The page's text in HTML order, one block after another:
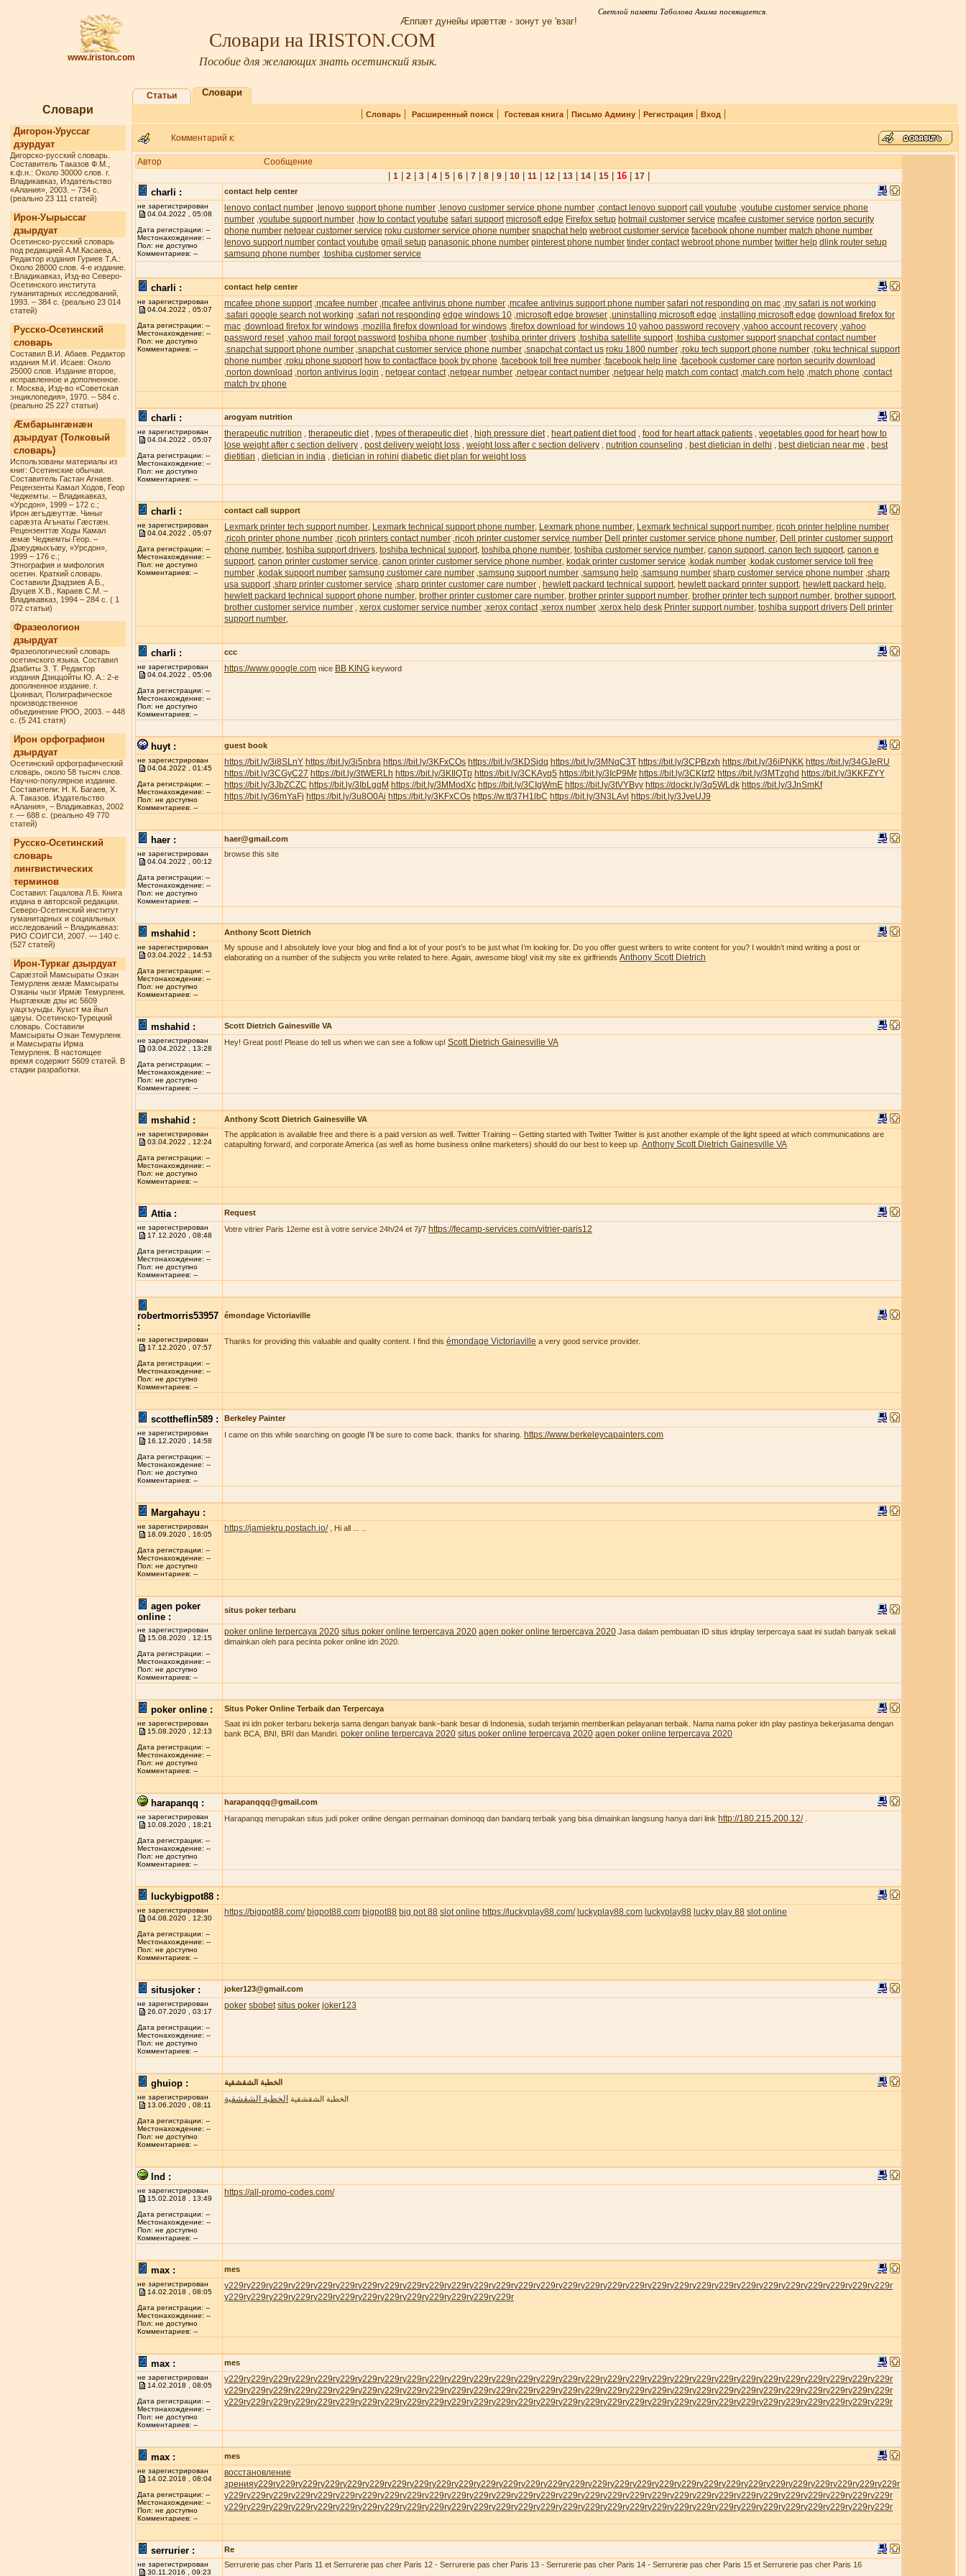
www.iriston.com
Светлой памяти Таболова Акима посвящается.
Æппæт дунейы ирæттæ - зонут уе 'взаг!
Словари на IRISTON.COM
Пособие для желающих знать осетинский язык.
Словари
Дигорон-Уруссаг
дзурдуат
Дигорско-русский словарь.
Составитель Таказов Ф.М.,
к.ф.н.: Около 30000 слов. г.
Владикавказ, Издательство
«Алания», 2003. – 734 с.
(реально 23 111 статей)
Ирон-Уырыссаг
дзырдуат
Осетинско-русский словарь
под редакцией А.М.Касаева,
Редактор издания Гуриев Т.А.:
Около 28000 слов. 4-е издание.
г.Владикавказ, Изд-во Северо-
Осетинского института
гуманитарных исследований,
1993. – 384 с. (реально 23 014
статей)
Русско-Осетинский
словарь
Составил В.И. Абаев. Редактор
издания М.И. Исаев: Около
25000 слов. Издание второе,
исправленное и дополненное.
г. Москва, Изд-во «Советская
энциклопедия», 1970. – 584 с.
(реально 25 227 статьи)
Æмбарынгæнæн
дзырдуат (Толковый
словарь)
Использованы материалы из
книг: Осетинские обычаи.
Составитель Гастан Агнаев.
Рецензенты Камал Ходов, Геор
Чеджемты. – Владикавказ,
«Урсдон», 1999 – 172 с.;
Ирон æгъдæуттæ. Чиныг
сарæзта Агънаты Гæстæн.
Рецензенттæ Ходы Камал
æмæ Чеджемты Геор. –
Дзæуджыхъæу, «Урсдон»,
1999 – 176 с.;
Этнография и мифология
осетин. Краткий словарь.
Составили Дзадзиев А.Б.,
Дзуцев Х.В., Караев С.М. –
Владикавказ, 1994 – 284 с. ( 1
072 статьи)
Фразеологион
дзырдуат
Фразеологический словарь
осетинского языка. Составил
Дзабиты З. Т. Редактор
издания Дзиццойты Ю. А.: 2-е
дополненное издание. г.
Цхинвал, Полиграфическое
производственное
объединение РЮО, 2003. – 448
с. (5 241 статя)
Ирон орфографион
дзырдуат
Осетинский орфографический
словарь, около 58 тысяч слов.
Научно-популярное издание.
Составители: Н. К. Багаев, Х.
А. Таказов. Издательство
«Алания», – Владикавказ, 2002
г. — 688 с. (реально 49 770
статей)
Русско-Осетинский
словарь
лингвистических
терминов
Составил: Гацалова Л.Б. Книга
издана в авторской редакции.
Северо-Осетинский институт
гуманитарных и социальных
исследований – Владикавказ:
РИО СОИГСИ, 2007. — 140 с.
(527 статей)
Ирон-Туркаг дзырдуат
Сарæзтой Мамсыраты Озкан
Темурленк æмæ Мамсыраты
Озканы чызг Ирмæ Темурленк.
Ныртæккæ дзы ис 5609
уацхъуыды. Куыст ма йыл
цæуы. Осетинско-Турецкий
словарь. Составили
Мамсыраты Озкан Темурленк
и Мамсыраты Ирма
Темурленк. В настоящее
время содержит 5609 статей. В
стадии разработки.
Статьи Словари
| Словарь| Расширенный поиск| Гостевая книга| Письмо Админу| Регистрация| Вход |
Комментарий к:
Автор Сообщение
1| 2| 3| 4| 5| 6| 7| 8| 9| 10| 11| 12| 13| 14| 15| 16| 17|
charli :
contact help center
не зарегистрирован
04.04.2022 , 05:08
Дата регистрации: --
Местонахождение: --
Пол: не доступно
Комментариев: --
lenovo contact number lenovo support phone number lenovo customer service phone number contact lenovo support call youtube youtube customer service phone
number youtube support number how to contact youtube safari support microsoft edge Firefox setup hotmail customer service mcafee customer service norton security
phone number netgear customer service roku customer service phone number snapchat help webroot customer service facebook phone number match phone number
lenovo support number contact youtube gmail setup panasonic phone number pinterest phone number tinder contact webroot phone number twitter help dlink router setup
samsung phone number toshiba customer service
charli : contact help center
не зарегистрирован
04.04.2022 , 05:07
Дата регистрации: --
Местонахождение: --
Пол: не доступно
Комментариев: --
mcafee phone support mcafee number mcafee antivirus phone number mcafee antivirus support phone number safari not responding on mac my safari is not working
safari google search not working safari not responding edge windows 10 microsoft edge browser uninstalling microsoft edge installing microsoft edge download firefox for
mac download firefox for windows mozilla firefox download for windows firefox download for windows 10 yahoo password recovery yahoo account recovery yahoo
password reset yahoo mail forgot password toshiba phone number toshiba printer drivers toshiba satellite support toshiba customer support snapchat contact number
snapchat support phone number snapchat customer service phone number snapchat contact us roku 1800 number roku tech support phone number roku technical support
phone number roku phone support how to contactface book by phone facebook toll free number facebook help line facebook customer care norton security download
norton download norton antivirus login netgear contact netgear number netgear contact number netgear help match.com contact match.com help match phone contact
match by phone
charli : arogyam nutrition
не зарегистрирован
04.04.2022 , 05:07
Дата регистрации: --
Местонахождение: --
Пол: не доступно
Комментариев: --
therapeutic nutrition therapeutic diet, types of therapeutic diet, high pressure diet, heart patient diet food food for heart attack patients vegetables good for heart how to
lose weight after c section delivery
post delivery weight loss weight loss after c section delivery nutrition counseling best dietician in delhi best dietician near me
best
dietitian
dietician in india dietician in rohini diabetic diet plan for weight loss
charli : contact call support
не зарегистрирован
04.04.2022 , 05:07
Дата регистрации: --
Местонахождение: --
Пол: не доступно
Комментариев: --
Lexmark printer tech support number Lexmark technical support phone number Lexmark phone number Lexmark technical support number ricoh printer helpline number
ricoh printer phone number ricoh printers contact number ricoh printer customer service number Dell printer customer service phone number Dell printer customer support
phone number toshiba support drivers toshiba technical support toshiba phone number toshiba customer service number canon support, canon tech support canon e
support canon printer customer service canon printer customer service phone number kodak printer customer service kodak number kodak customer service toll free
number kodak support number samsung customer care number samsung support number samsung help samsung number sharp customer service phone number sharp
usa support sharp printer customer service sharp printer customer care number hewlett packard technical support hewlett packard printer support hewlett packard help
hewlett packard technical support phone number brother printer customer care number brother printer support number brother printer tech support number brother support
brother customer service number xerox customer service number xerox contact xerox number xerox help desk Printer support number toshiba support drivers Dell printer
support number
charli : ccc
не зарегистрирован
04.04.2022 , 05:06
Дата регистрации: --
Местонахождение: --
Пол: не доступно
Комментариев: --
https://www.google.com nice BB KING keyword
huyt : guest book
не зарегистрирован
04.04.2022 , 01:45
Дата регистрации: --
Местонахождение: --
Пол: не доступно
Комментариев: --
https://bit.ly/3i8SLnY https://bit.ly/3i5nbra https://bit.ly/3KFxCOs https://bit.ly/3KDSjdq https://bit.ly/3MNqC3T https://bit.ly/3CPBzxh https://bit.ly/36iPNKK https://bit.ly/34GJeRU
https://bit.ly/3CGyC27 https://bit.ly/3tWERLh https://bit.ly/3KIlQTp https://bit.ly/3CKAyq5 https://bit.ly/3IcP9Mr https://bit.ly/3CKIzf2 https://bit.ly/3MTzghd https://bit.ly/3KKFZYY
https://bit.ly/3JbZCZC https://bit.ly/3IbLgqM https://bit.ly/3MModXc https://bit.ly/3CIgWmE https://bit.ly/3tVYByy https://dockr.ly/3q5WLdk https://bit.ly/3JnSmKf
https://bit.ly/36mYaFj https://bit.ly/3u8O0Ai https://bit.ly/3KFxCOs https://w.tt/37H1lbC https://bit.ly/3N3LAvl https://bit.ly/3JveUJ9
haer : haer@gmail.com
не зарегистрирован
04.04.2022 , 00:12
Дата регистрации: --
Местонахождение: --
Пол: не доступно
Комментариев: --
browse this site
mshahid : Anthony Scott Dietrich
не зарегистрирован
03.04.2022 , 14:53
Дата регистрации: --
Местонахождение: --
Пол: не доступно
Комментариев: --
My spouse and I absolutely love your blog and find a lot of your post’s to be just what I’m looking for. Do you offer guest writers to write content for you? I wouldn’t mind writing a post or
elaborating on a number of the subjects you write related to here. Again, awesome blog! visit my site ex girlfriends Anthony Scott Dietrich
mshahid : Scott Dietrich Gainesville VA
не зарегистрирован
03.04.2022 , 13:28
Дата регистрации: --
Местонахождение: --
Пол: не доступно
Комментариев: --
Hey! Great post! Please do tell us when we can see a follow up! Scott Dietrich Gainesville VA
mshahid : Anthony Scott Dietrich Gainesville VA
не зарегистрирован
03.04.2022 , 12:24
Дата регистрации: --
Местонахождение: --
Пол: не доступно
Комментариев: --
The application is available free and there is a paid version as well. Twitter Training – Getting started with Twitter Twitter is just another example of the light speed at which communications are
catapulting forward, and corporate America (as well as home business online marketers) should do our best to keep up. Anthony Scott Dietrich Gainesville VA
Attia : Request
не зарегистрирован
17.12.2020 , 08:48
Дата регистрации: --
Местонахождение: --
Пол: не доступно
Комментариев: --
Votre vitrier Paris 12eme est à votre service 24h/24 et 7j/7 https://fecamp-services.com/vitrier-paris12
robertmorris53957
:
émondage Victoriaville
не зарегистрирован
17.12.2020 , 07:57
Дата регистрации: --
Местонахождение: --
Пол: не доступно
Комментариев: --
Thanks for providing this valuable and quality content. I find this émondage Victoriaville a very good service provider.
scottheflin589 : Berkeley Painter
не зарегистрирован
16.12.2020 , 14:58
Дата регистрации: --
Местонахождение: --
Пол: не доступно
Комментариев: --
I came on this while searching on google I’ll be sure to come back. thanks for sharing. https://www.berkeleycapainters.com
Margahayu :
не зарегистрирован
18.09.2020 , 16:05
Дата регистрации: --
Местонахождение: --
Пол: не доступно
Комментариев: --
https://jamiekru.postach.io/, Hi all ... ..
agen poker
online :
situs poker terbaru
не зарегистрирован
15.08.2020 , 12:15
Дата регистрации: --
Местонахождение: --
Пол: не доступно
Комментариев: --
poker online terpercaya 2020 situs poker online terpercaya 2020 agen poker online terpercaya 2020 Jasa dalam pembuatan ID situs idnplay terpercaya saat ini sudah banyak sekali
dimainkan oleh para pecinta poker online idn 2020.
poker online : Situs Poker Online Terbaik dan Terpercaya
не зарегистрирован
15.08.2020 , 12:13
Дата регистрации: --
Местонахождение: --
Пол: не доступно
Комментариев: --
Saat ini idn poker terbaru bekerja sama dengan banyak bank–bank besar di Indonesia, sudah terjamin memberikan pelayanan terbaik. Nama nama poker idn play pastinya bekerjasama dengan
bank BCA, BNI, BRI dan Mandiri. poker online terpercaya 2020 situs poker online terpercaya 2020 agen poker online terpercaya 2020
harapanqq : harapanqqq@gmail.com
не зарегистрирован
10.08.2020 , 18:21
Дата регистрации: --
Местонахождение: --
Пол: не доступно
Комментариев: --
Harapanqq merupakan situs judi poker online dengan permainan dominoqq dan bandarq terbaik yang bisa dimainkan langsung hanya dari link http://180.215.200.12/.
luckybigpot88 :
не зарегистрирован
04.08.2020 , 12:30
Дата регистрации: --
Местонахождение: --
Пол: не доступно
Комментариев: --
https://bigpot88.com/ bigpot88.com bigpot88 big pot 88 slot online https://luckyplay88.com/ luckyplay88.com luckyplay88 lucky play 88 slot online
situsjoker : joker123@gmail.com
не зарегистрирован
26.07.2020 , 03:17
Дата регистрации: --
Местонахождение: --
Пол: не доступно
Комментариев: --
poker sbobet situs poker joker123
ghuiop : الخطبة الشقشقية
не зарегистрирован
13.06.2020 , 08:11
Дата регистрации: --
Местонахождение: --
Пол: не доступно
Комментариев: --
الخطبة الشقشقية الخطبة الشقشقية
lnd :
не зарегистрирован
15.02.2018 , 13:49
Дата регистрации: --
Местонахождение: --
Пол: не доступно
Комментариев: --
https://all-promo-codes.com/
max : mes
не зарегистрирован
14.02.2018 , 08:05
Дата регистрации: --
Местонахождение: --
Пол: не доступно
Комментариев: --
у229rу229rу229rу229rу229rу229rу229rу229rу229rу229rу229rу229rу229rу229rу229rу229rу229rу229rу229rу229rу229rу229rу229rу229rу229rу229rу229rу229rу229rу229r
у229rу229rу229rу229rу229rу229rу229rу229rу229rу229rу229rу229rу229r
max : mes
не зарегистрирован
14.02.2018 , 08:05
Дата регистрации: --
Местонахождение: --
Пол: не доступно
Комментариев: --
у229rу229rу229rу229rу229rу229rу229rу229rу229rу229rу229rу229rу229rу229rу229rу229rу229rу229rу229rу229rу229rу229rу229rу229rу229rу229rу229rу229rу229rу229r
у229rу229rу229rу229rу229rу229rу229rу229rу229rу229rу229rу229rу229rу229rу229rу229rу229rу229rу229rу229rу229rу229rу229rу229rу229rу229rу229rу229rу229rу229r
у229rу229rу229rу229rу229rу229rу229rу229rу229rу229rу229rу229rу229rу229rу229rу229rу229rу229rу229rу229rу229rу229rу229rу229rу229rу229rу229rу229rу229rу229r
max : mes
не зарегистрирован
14.02.2018 , 08:04
Дата регистрации: --
Местонахождение: --
Пол: не доступно
Комментариев: --
восстановление
зренияу229rу229rу229rу229rу229rу229rу229rу229rу229rу229rу229rу229rу229rу229rу229rу229rу229rу229rу229rу229rу229rу229rу229rу229rу229rу229rу229rу229rу229r
у229rу229rу229rу229rу229rу229rу229rу229rу229rу229rу229rу229rу229rу229rу229rу229rу229rу229rу229rу229rу229rу229rу229rу229rу229rу229rу229rу229rу229rу229r
у229rу229rу229rу229rу229rу229rу229rу229rу229rу229rу229rу229rу229rу229rу229rу229rу229rу229rу229rу229rу229rу229rу229rу229rу229rу229rу229rу229rу229rу229r
serrurier : Re
не зарегистрирован
30.11.2016 , 09:23
Serrurerie pas cher Paris 11 et Serrurerie pas cher Paris 12 - Serrurerie pas cher Paris 13 - Serrurerie pas cher Paris 14 - Serrurerie pas cher Paris 15 et Serrurerie pas cher Paris 16